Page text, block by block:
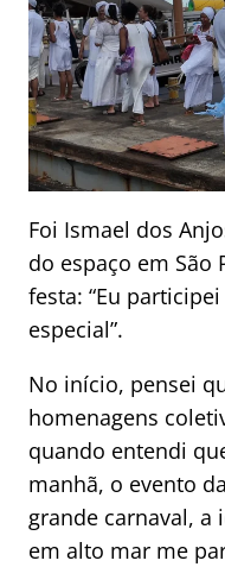
Foi Ismael dos
do espaço em São
festa: “Eu
especial”.
No início, pensei
homenagens
quando entendi
manhã, o evento
grande carnaval, a
em alto mar me